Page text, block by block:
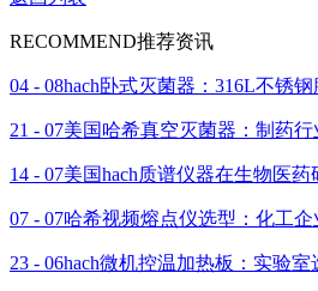
RECOMMEND推荐资讯
04 - 08hach卧式灭菌器：316L不锈
21 - 07美国哈希真空灭菌器：制药行
14 - 07美国hach质谱仪器在生物医药
07 - 07哈希视频熔点仪选型：化工
23 - 06hach微机控温加热板：实验